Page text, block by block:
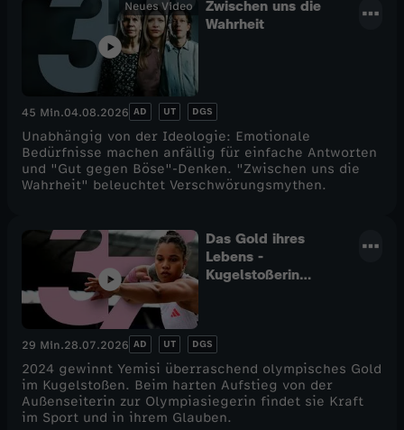
Neues Video
Zwischen uns die
Wahrheit
45 Min.04.08.2026 AD UT DGS
Unabhängig von der Ideologie: Emotionale
Bedürfnisse machen anfällig für einfache Antworten
und "Gut gegen Böse"-Denken. "Zwischen uns die
Wahrheit" beleuchtet Verschwörungsmythen.
Das Gold ihres
Lebens -
Kugelstoßerin
29 Min.28.07.2026 AD UT DGS
2024 gewinnt Yemisi überraschend olympisches Gold
im Kugelstoßen. Beim harten Aufstieg von der
Außenseiterin zur Olympiasiegerin findet sie Kraft
im Sport und in ihrem Glauben.